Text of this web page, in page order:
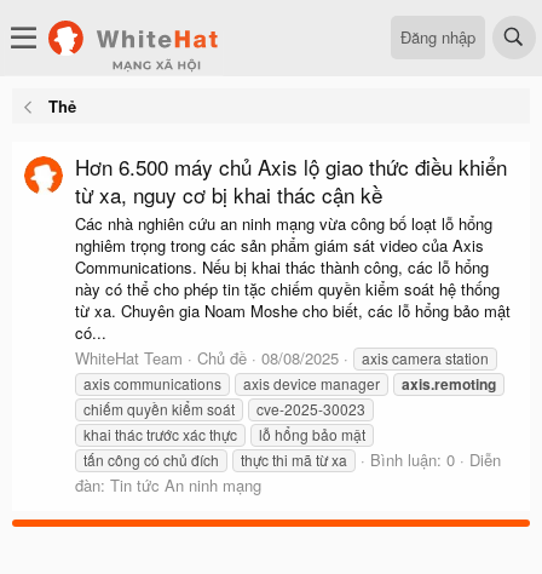
Đăng nhập
Thẻ
Hơn 6.500 máy chủ Axis lộ giao thức điều khiển
từ xa, nguy cơ bị khai thác cận kề
Các nhà nghiên cứu an ninh mạng vừa công bố loạt lỗ hổng
nghiêm trọng trong các sản phẩm giám sát video của Axis
Communications. Nếu bị khai thác thành công, các lỗ hổng
này có thể cho phép tin tặc chiếm quyền kiểm soát hệ thống
từ xa. Chuyên gia Noam Moshe cho biết, các lỗ hổng bảo mật
có...
WhiteHat Team
Chủ đề 08/08/2025
axis camera station
axis communications
axis device manager axis.remoting
chiếm quyền kiểm soát
cve-2025-30023
khai thác trước xác thực
lỗ hổng bảo mật
tấn công có chủ đích
thực thi mã từ xa Bình luận: 0
Diễn
đàn: Tin tức An ninh mạng